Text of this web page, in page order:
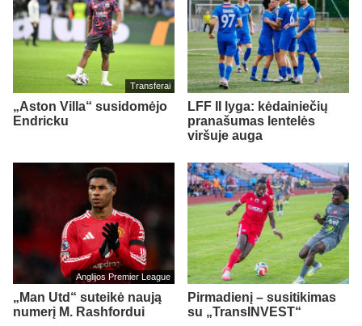
Transferai
„Aston Villa“ susidomėjo
Endricku
LFF II lyga: kėdainiečių
pranašumas lentelės
viršuje auga
Anglijos Premier League
„Man Utd“ suteikė naują
numerį M. Rashfordui
Pirmadienį – susitikimas
su „TransINVEST“